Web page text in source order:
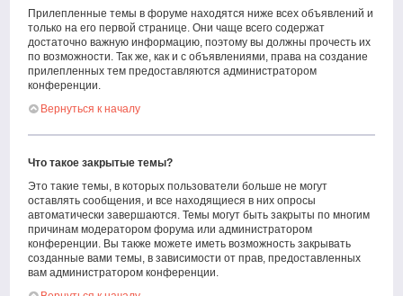
Прилепленные темы в форуме находятся ниже всех объявлений и
только на его первой странице. Они чаще всего содержат
достаточно важную информацию, поэтому вы должны прочесть их
по возможности. Так же, как и с объявлениями, права на создание
прилепленных тем предоставляются администратором
конференции.
Вернуться к началу
Что такое закрытые темы?
Это такие темы, в которых пользователи больше не могут
оставлять сообщения, и все находящиеся в них опросы
автоматически завершаются. Темы могут быть закрыты по многим
причинам модератором форума или администратором
конференции. Вы также можете иметь возможность закрывать
созданные вами темы, в зависимости от прав, предоставленных
вам администратором конференции.